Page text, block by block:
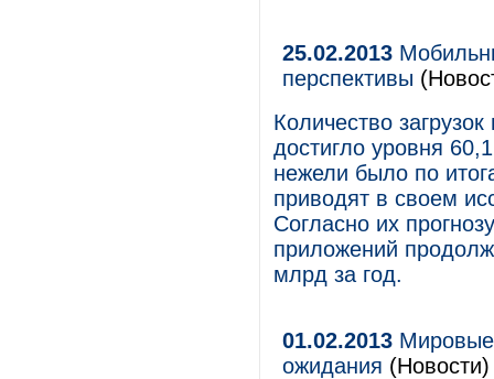
25.02.2013
перспективы
Количество
достигло уровня
нежели было по
приводят в своем
Согласно их
приложений
млрд за год.
01.02.2013 Мировые
ожидания (Новости)